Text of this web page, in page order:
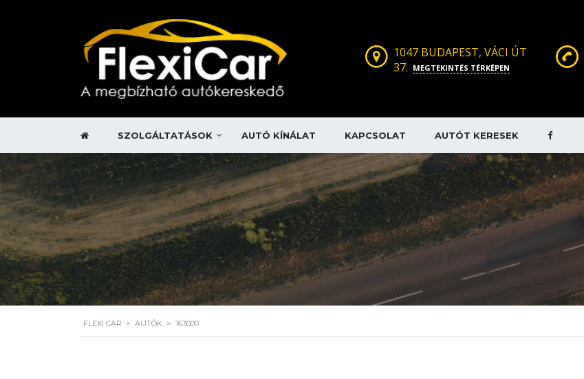
1047 BUDAPEST, VÁCI ÚT
37. MEGTEKINTÉS TÉRKÉPEN
SZOLGÁLTATÁSOK AUTÓ KÍNÁLAT KAPCSOLAT AUTÓT KERESEK
FLEXI CAR > AUTÓK > 163000